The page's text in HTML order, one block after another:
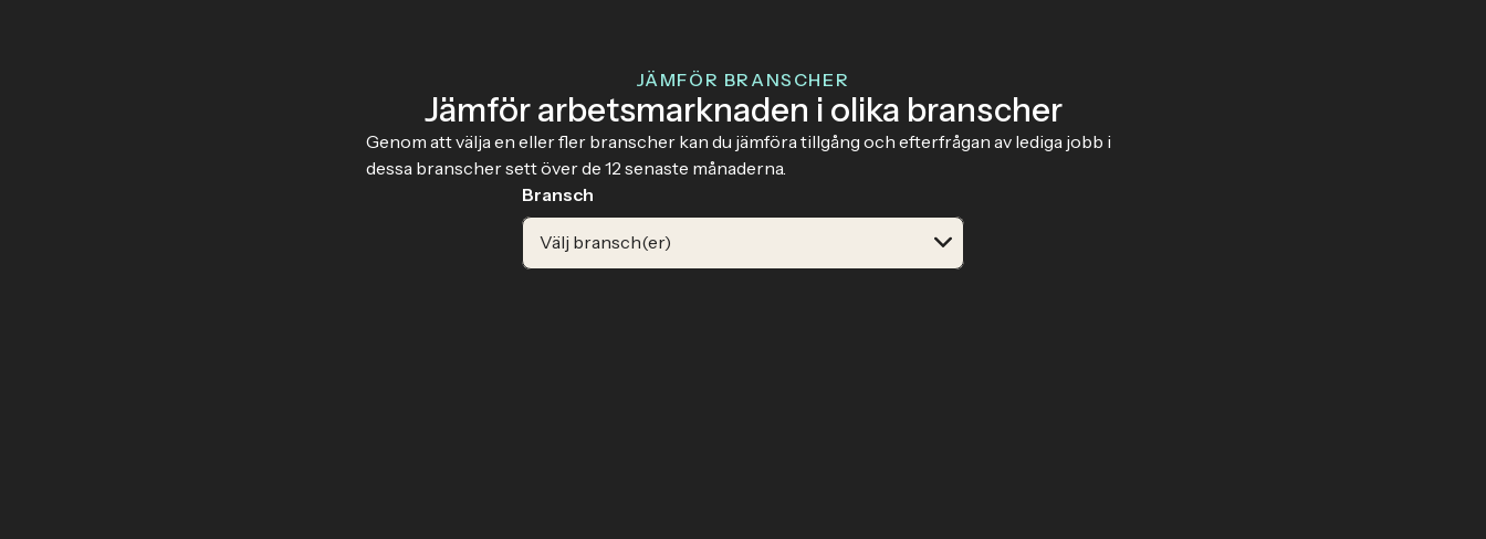
JÄMFÖR BRANSCHER
Jämför arbetsmarknaden i olika branscher
Genom att välja en eller fler branscher kan du jämföra tillgång och efterfrågan av lediga jobb i
dessa branscher sett över de 12 senaste månaderna.
Bransch
Välj bransch(er)